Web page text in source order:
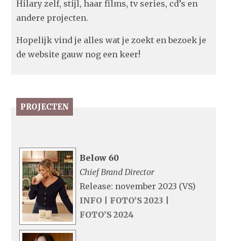
Hilary zelf, stijl, haar films, tv series, cd’s en
andere projecten.
Hopelijk vind je alles wat je zoekt en bezoek je
de website gauw nog een keer!
PROJECTEN
Below 60
Chief Brand Director
Release: november 2023 (VS)
INFO
FOTO’S 2023
FOTO’S 2024